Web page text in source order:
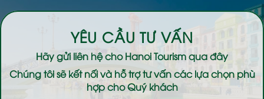
YÊU CẦU TƯ VẤN
Hãy gửi liên hệ choHanoi Tourismqua đây
Chúng tôi sẽ kết nối và hỗ trợ tư vấn các lựa chọn phù
hợp cho Quý khách